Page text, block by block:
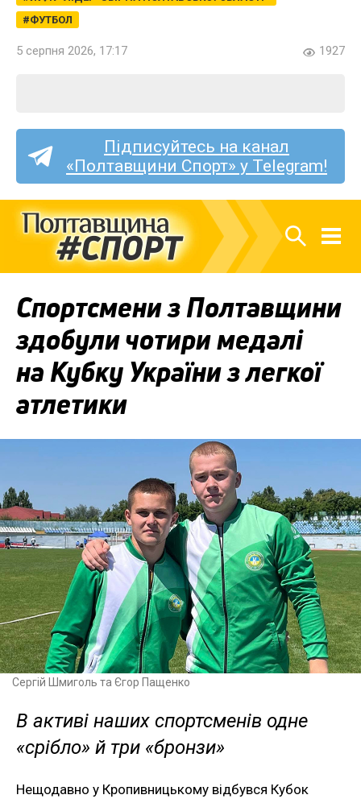
ФУТБОЛ
5 серпня 2026, 17:17 1927
Підписуйтесь на канал
«Полтавщини Спорт» у Telegram!
Спортсмени з Полтавщини
здобули чотири медалі
на Кубку України з легкої
атлетики
Сергій Шмиголь та Єгор Пащенко
В активі наших спортсменів одне
«срібло» й три «бронзи»
Нещодавно у Кропивницькому відбувся Кубок